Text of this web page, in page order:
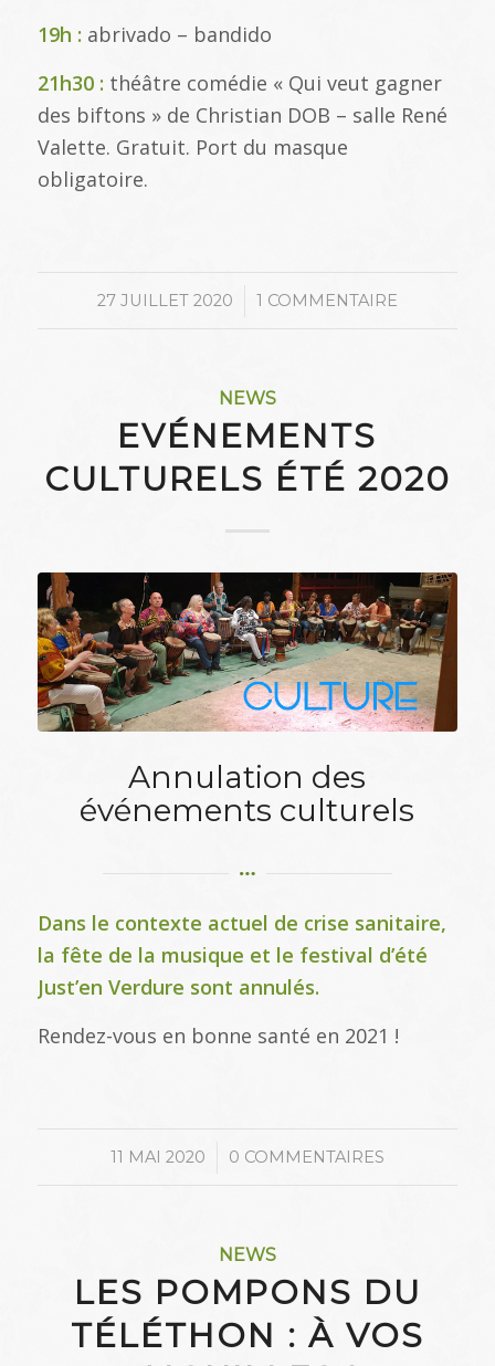
19h : abrivado – bandido
21h30 : théâtre comédie « Qui veut gagner
des biftons » de Christian DOB – salle René
Valette. Gratuit. Port du masque
obligatoire.
27 JUILLET 2020
/ 1 COMMENTAIRE
NEWS
EVÉNEMENTS
CULTURELS ÉTÉ 2020
Annulation des
événements culturels
Dans le contexte actuel de crise sanitaire,
la fête de la musique et le festival d’été
Just’en Verdure sont annulés.
Rendez-vous en bonne santé en 2021 !
11 MAI 2020
/ 0 COMMENTAIRES
NEWS
LES POMPONS DU
TÉLÉTHON : À VOS